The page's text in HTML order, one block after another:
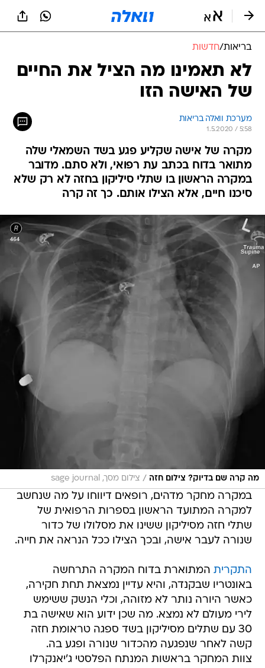
בריאות/חדשות
לא תאמינו מה הציל את החיים
של האישה הזו
מערכת וואלה בריאות
1.5.2020 / 5:58
מקרה של אישה שקליע פגע בשד השמאלי שלה
מתואר בדוח בכתב עת רפואי, ולא סתם. מדובר
במקרה הראשון בו שתלי סיליקון בחזה לא רק שלא
סיכנו חיים, אלא הצילו אותם. כך זה קרה
מה קרה שם בדיוק? צילום חזה / צילום מסך, sage journal
במקרה מחקר מדהים, רופאים דיווחו על מה שנחשב
למקרה המתועד הראשון בספרות הרפואית של
שתלי חזה מסיליקון ששינו את מסלולו של כדור
שנורה לעבר אישה, ובכך הצילו ככל הנראה את חייה.
התקרית המתוארת בדוח המקרה התרחשה
באונטריו שבקנדה, והיא עדיין נמצאת תחת חקירה,
כאשר היורה נותר לא מזוהה, וכלי הנשק ששימש
לירי מעולם לא נמצא. מה שכן ידוע הוא שאישה בת
30 עם שתלים מסיליקון בשד ספגה טראומת חזה
קשה לאחר שנפגעה מהכדור שנורה ופגע בה.
צוות המחקר בראשות המנתח הפלסטי ג'יאנקרלו